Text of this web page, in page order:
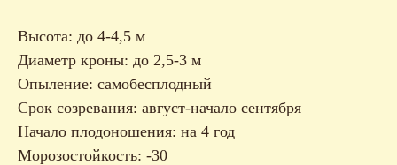
Высота: до 4-4,5 м
Диаметр кроны: до 2,5-3 м
Опыление: самобесплодный
Срок созревания: август-начало сентября
Начало плодоношения: на 4 год
Морозостойкость: -30